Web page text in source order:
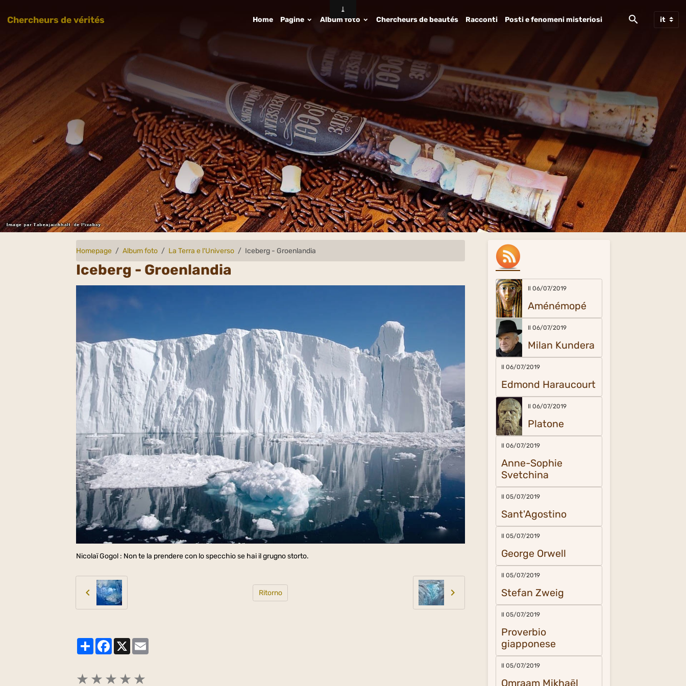
Chercheurs de vérités Home Pagine Album foto Chercheurs de beautés Racconti Posti e fenomeni misteriosi
Homepage Album foto La Terra e l'Universo Iceberg - Groenlandia
Iceberg - Groenlandia
Nicolaï Gogol : Non te la prendere con lo specchio se hai il grugno storto.
Ritorno
PartagerFacebook
X
★ ★ ★ ★ ★
Il 06/07/2019
Aménémopé
Il 06/07/2019
Milan Kundera
Il 06/07/2019
Edmond Haraucourt
Il 06/07/2019
Platone
Il 06/07/2019
Anne-Sophie
Svetchina
Il 05/07/2019
Sant'Agostino
Il 05/07/2019
George Orwell
Il 05/07/2019
Stefan Zweig
Il 05/07/2019
Proverbio
giapponese
Il 05/07/2019
Omraam Mikhaël